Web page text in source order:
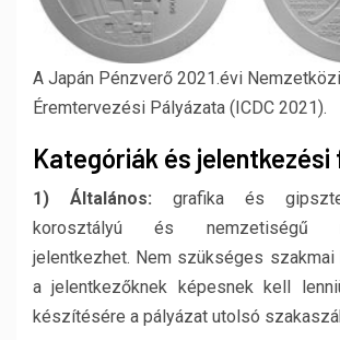
A Japán Pénzverő 2021.évi Nemzetközi
Éremtervezési Pályázata (ICDC 2021).
Kategóriák és
1) Általános: grafika és
korosztályú és nemzetiségű
jelentkezhet. Nem szükséges
a jelentkezőknek képesnek kell
készítésére a pályázat utolsó